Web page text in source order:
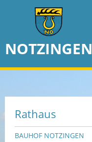
NOTZINGEN
Rathaus
BAUHOF NOTZINGEN